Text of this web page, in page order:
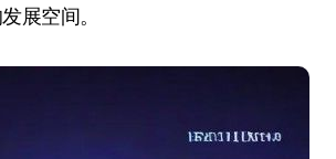
展空间。